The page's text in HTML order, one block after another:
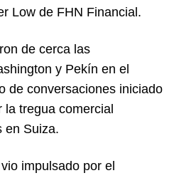
Low de FHN Financial.
de cerca las
y Pekín en el
de conversaciones iniciado
tregua comercial
en Suiza.
impulsado por el